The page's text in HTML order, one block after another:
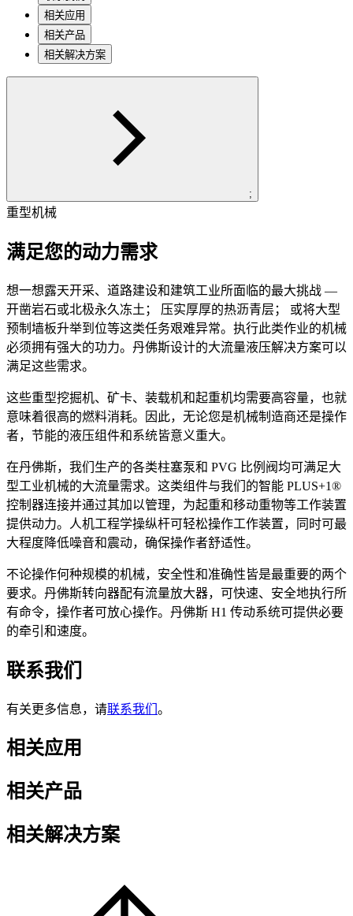
相关应用
相关产品
相关解决方案
;
重型机械
满足您的动力需求
想一想露天开采、道路建设和建筑工业所面临的最大挑战 —
开凿岩石或北极永久冻土； 压实厚厚的热沥青层； 或将大型
预制墙板升举到位等这类任务艰难异常。执行此类作业的机械
必须拥有强大的功力。丹佛斯设计的大流量液压解决方案可以
满足这些需求。
这些重型挖掘机、矿卡、装载机和起重机均需要高容量，也就
意味着很高的燃料消耗。因此，无论您是机械制造商还是操作
者，节能的液压组件和系统皆意义重大。
在丹佛斯，我们生产的各类柱塞泵和 PVG 比例阀均可满足大
型工业机械的大流量需求。这类组件与我们的智能 PLUS+1®
控制器连接并通过其加以管理，为起重和移动重物等工作装置
提供动力。人机工程学操纵杆可轻松操作工作装置，同时可最
大程度降低噪音和震动，确保操作者舒适性。
不论操作何种规模的机械，安全性和准确性皆是最重要的两个
要求。丹佛斯转向器配有流量放大器，可快速、安全地执行所
有命令，操作者可放心操作。丹佛斯 H1 传动系统可提供必要
的牵引和速度。
联系我们
有关更多信息，请联系我们 。
相关应用
相关产品
相关解决方案